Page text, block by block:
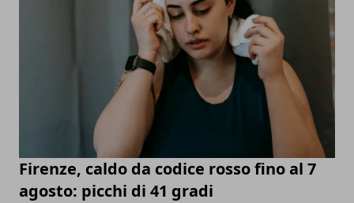
Firenze, caldo da codice rosso fino al 7
agosto: picchi di 41 gradi